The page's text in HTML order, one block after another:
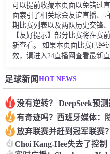
可以提前收藏本页面以免错过
面索引了相关球会友谊直播、
期比赛列表以及两队历史交锋、
【友好提示】部分比赛将在赛
新查看。 如果本页面比赛已经
效，请进入24直播网查看最新直
足球新闻HOT NEWS
1
2
3
4